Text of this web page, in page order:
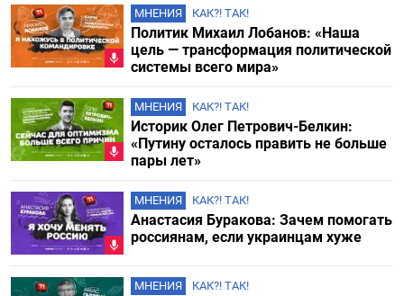
МНЕНИЯ КАК?! ТАК!
Политик Михаил Лобанов: «Наша
цель — трансформация политической
системы всего мира»
МНЕНИЯ КАК?! ТАК!
Историк Олег Петрович-Белкин:
«Путину осталось править не больше
пары лет»
МНЕНИЯ КАК?! ТАК!
Анастасия Буракова: Зачем помогать
россиянам, если украинцам хуже
МНЕНИЯ КАК?! ТАК!